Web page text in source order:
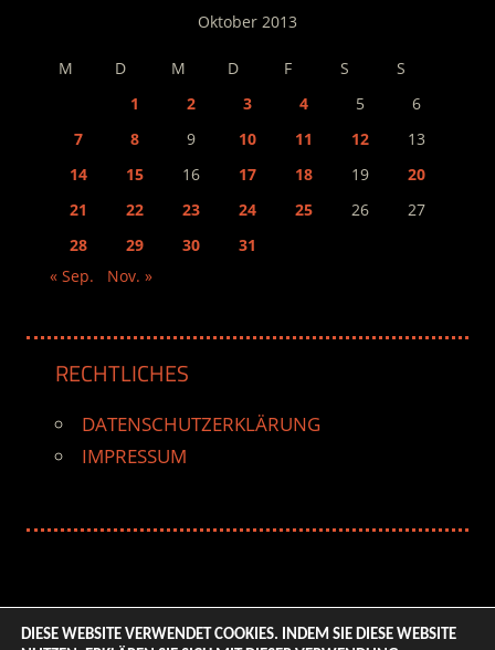
Oktober 2013
M D M D F S
S
1
2 3 4 5
6
7
8 9 10 11 12
13
14
15 16 17 18 19
20
21
22 23 24 25 26
27
28
29 30
31
« Sep.
Nov. »
RECHTLICHES
DATENSCHUTZERKLÄRUNG
IMPRESSUM
DIESE WEBSITE VERWENDET COOKIES. INDEM SIE DIESE WEBSITE